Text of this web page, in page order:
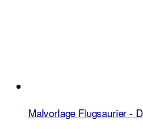
Malvorlage Flugsaurier -